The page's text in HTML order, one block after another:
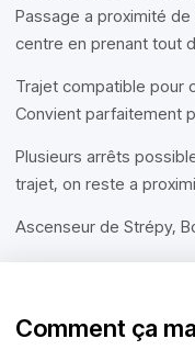
Passage a proximité
centre en prenant tout
Trajet compatible pour
Convient parfaitement
Plusieurs arrêts
trajet, on reste a
Ascenseur de Strépy,
Comment ça